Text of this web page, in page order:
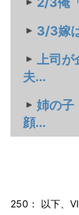
3/3嫁
上司が
夫...
姉の子
顔...
250： 以下、